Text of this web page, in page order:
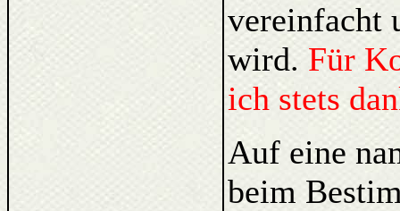
vereinfacht
wird. Für
ich stets
Auf eine
beim